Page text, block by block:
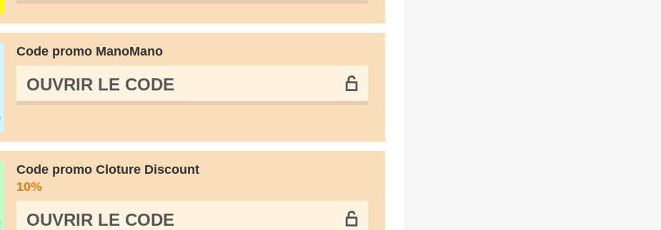
Code promo ManoMano
OUVRIR LE СODE
Code promo Cloture Discount
10%
OUVRIR LE СODE